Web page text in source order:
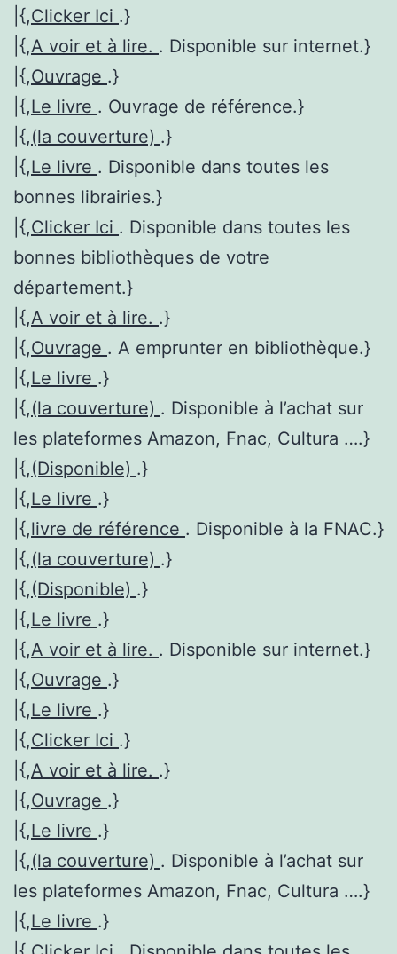
|{,Clicker Ici .}
|{,A voir et à lire. . Disponible sur internet.}
|{,Ouvrage .}
|{,Le livre . Ouvrage de référence.}
|{,(la couverture) .}
|{,Le livre . Disponible dans toutes les
bonnes librairies.}
|{,Clicker Ici . Disponible dans toutes les
bonnes bibliothèques de votre
département.}
|{,A voir et à lire. .}
|{,Ouvrage . A emprunter en bibliothèque.}
|{,Le livre .}
|{,(la couverture) . Disponible à l’achat sur
les plateformes Amazon, Fnac, Cultura ….}
|{,(Disponible) .}
|{,Le livre .}
|{,livre de référence . Disponible à la FNAC.}
|{,(la couverture) .}
|{,(Disponible) .}
|{,Le livre .}
|{,A voir et à lire. . Disponible sur internet.}
|{,Ouvrage .}
|{,Le livre .}
|{,Clicker Ici .}
|{,A voir et à lire. .}
|{,Ouvrage .}
|{,Le livre .}
|{,(la couverture) . Disponible à l’achat sur
les plateformes Amazon, Fnac, Cultura ….}
|{,Le livre .}